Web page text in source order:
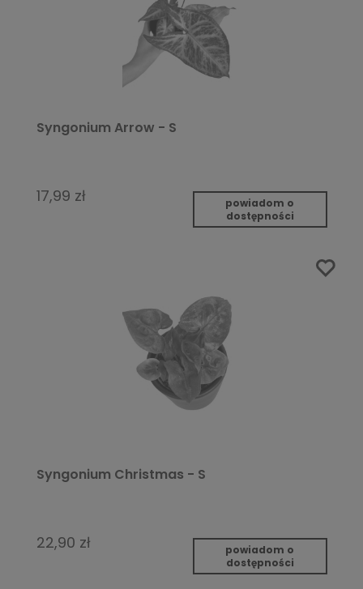
Syngonium Arrow - S
17,99 zł
powiadom o
dostępności
Syngonium Christmas - S
22,90 zł
powiadom o
dostępności